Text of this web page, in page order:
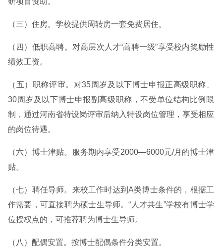
（三）住房。学校提供周转房一套免费居住。
（四）低职高聘。对高层次人才“高聘一级”享受校内奖励性
绩效工资。
（五）职称评审。对35周岁及以下博士申报正高级职称、
30周岁及以下博士申报副高级职称，不受单位结构比例限
制，通过河南省特设岗评审后纳入特设岗位管理，享受相应
的岗位待遇。
（六）博士津贴。服务期内享受2000—6000元/月的博士津
贴。
（七）聘任导师。来校工作时达到A类博士条件的，根据工
作需要，可直接聘为硕士生导师。“人才共生”学校有博士学
位授权点的，可推荐聘为博士生导师。
（八）配偶安置。按博士配偶条件分类安置。